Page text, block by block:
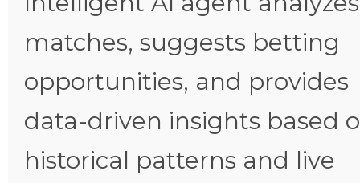
matches, suggests betting
opportunities, and provides
data-driven insights based
historical patterns and live